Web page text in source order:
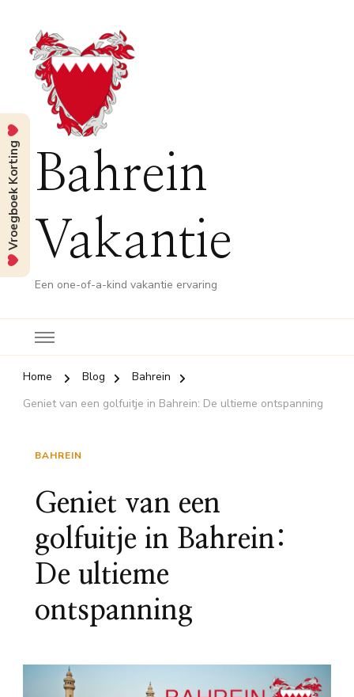
Bahrein
Vakantie
Een one-of-a-kind vakantie ervaring
Home Blog
Bahrein
Geniet van een golfuitje in Bahrein: De ultieme ontspanning
BAHREIN
Geniet van een
golfuitje in Bahrein:
De ultieme
ontspanning
Vroegboek Korting